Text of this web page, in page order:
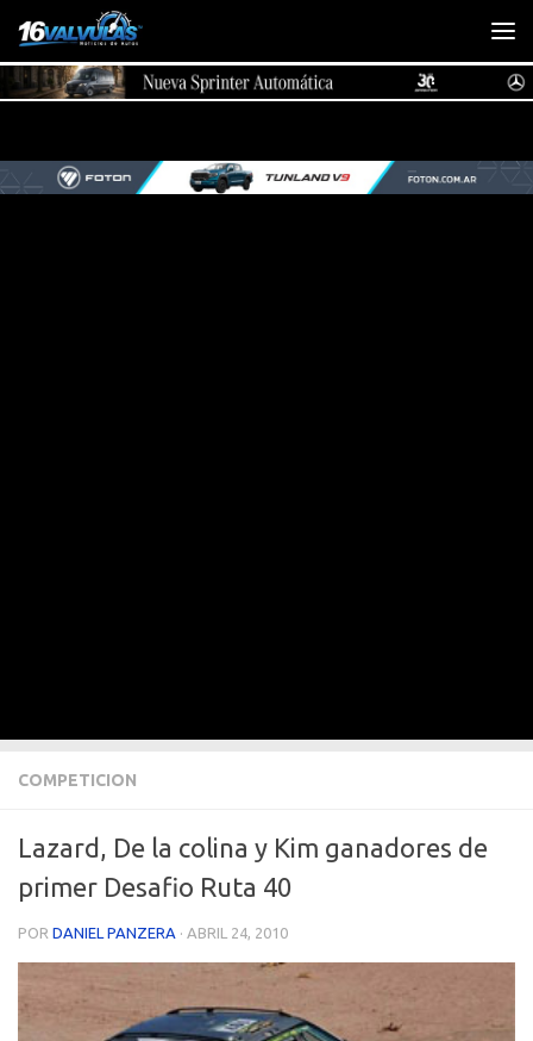
Saltar al contenido
COMPETICION
Lazard, De la colina y Kim ganadores de
primer Desafio Ruta 40
POR DANIEL PANZERA · ABRIL 24, 2010